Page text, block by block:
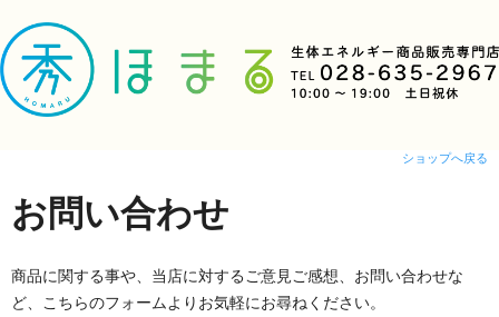
ショップへ戻る
お問い合わせ
商品に関する事や、当店に対するご意見ご感想、お問い合わせな
ど、こちらのフォームよりお気軽にお尋ねください。